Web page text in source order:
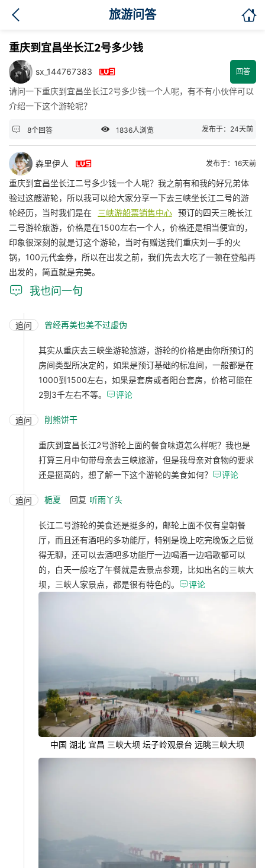
旅游问答 
重庆到宜昌坐长江2号多少钱
sx_144767383  回答
请问一下重庆到宜昌坐长江2号多少钱一个人呢，有不有小伙伴可以
介绍一下这个游轮呢？
 8个回答  1836人浏览 发布于：24天前
森里伊人  发布于：16天前
重庆到宜昌坐长江二号多少钱一个人呢？我之前有和我的好兄弟体
验过这艘游轮，所以我可以给大家分享一下去三峡坐长江二号的游
轮经历，当时我们是在
三峡游船票销售中心 预订的四天三晚长江
二号游轮旅游，价格是在1500左右一个人，价格还是相当便宜的，
印象很深刻的就是订这个游轮，当时有赠送我们重庆刘一手的火
锅，100元代金券，所以在出发之前，我们先去大吃了一顿在登船再
出发的，简直就是完美。
 我也问一句
追问 曾经再美也美不过虚伪
其实从重庆去三峡坐游轮旅游，游轮的价格是由你所预订的
房间类型所决定的，如果是预订基础的标准间，一般都是在
1000到1500左右，如果是套房或者阳台套房，价格可能在
2到3千左右不等。 评论
追问 削熊饼干
重庆到宜昌长江2号游轮上面的餐食味道怎么样呢？我也是
打算三月中旬带母亲去三峡旅游，但是我母亲对食物的要求
还是挺高的，想了解一下这个游轮的美食如何？ 评论
追问 栀夏 回复 听雨丫头
长江二号游轮的美食还是挺多的，邮轮上面不仅有皇朝餐
厅，而且还有酒吧的多功能厅，特别是晚上吃完晚饭之后觉
得无聊，还可以去酒吧多功能厅一边喝酒一边唱歌都可以
的，白天一般吃了午餐就是去景点参观，比如出名的三峡大
坝，三峡人家景点，都是很有特色的。 评论
中国 湖北 宜昌 三峡大坝 坛子岭观景台 远眺三峡大坝